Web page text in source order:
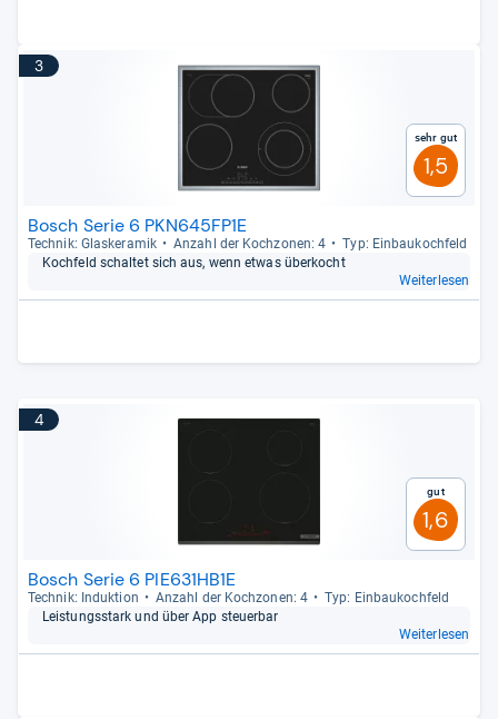
3
Sehr gut
1,5
Bosch Serie 6 PKN645FP1E
Tech­nik: Glas­ke­ra­mik Anzahl der Koch­zo­nen: 4
Typ: Ein­bau­koch­feld
Koch­feld schal­tet sich aus, wenn etwas über­kocht
Weiterlesen
4
Gut
1,6
Bosch Serie 6 PIE631HB1E
Tech­nik: Induk­tion Anzahl der Koch­zo­nen: 4
Typ: Ein­bau­koch­feld
Leis­tungs­stark und über App steu­er­bar
Weiterlesen